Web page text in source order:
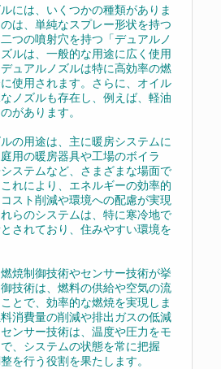
には、いくつかの種類がありま
は、単純なスプレー形状を持つ
つの噴射穴を持つ「デュアルノ
ルは、一般的な用途に広く使用
ュアルノズルは特に高効率の燃
使用されます。さらに、オイル
ノズルも存在し、例えば、軽油
があります。
の用途は、主に暖房システムに
用の暖房器具や工場のボイラ
ステムなど、さまざまな場面で
れにより、エネルギーの効率的
スト削減や環境への配慮が実現
らのシステムは、特に寒冷地で
されており、住みやすい環境を
焼制御技術やセンサー技術が挙
技術は、燃料の供給や空気の流
とで、効率的な燃焼を実現しま
消費量の削減や排出ガスの低減
ンサー技術は、温度や圧力をモ
、システムの状態を常に把握
を行う役割を果たします。